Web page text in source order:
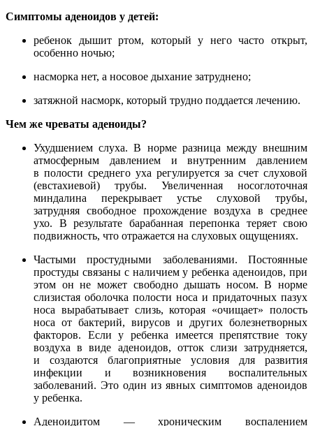
Симптомы аденоидов у детей:
ребенок дышит ртом, который у него часто открыт,
особенно ночью;
насморка нет, а носовое дыхание затруднено;
затяжной насморк, который трудно поддается лечению.
Чем же чреваты аденоиды?
Ухудшением слуха. В норме разница между внешним
атмосферным давлением и внутренним давлением
в полости среднего уха регулируется за счет слуховой
(евстахиевой) трубы. Увеличенная носоглоточная
миндалина перекрывает устье слуховой трубы,
затрудняя свободное прохождение воздуха в среднее
ухо. В результате барабанная перепонка теряет свою
подвижность, что отражается на слуховых ощущениях.
Частыми простудными заболеваниями. Постоянные
простуды связаны с наличием у ребенка аденоидов, при
этом он не может свободно дышать носом. В норме
слизистая оболочка полости носа и придаточных пазух
носа вырабатывает слизь, которая «очищает» полость
носа от бактерий, вирусов и других болезнетворных
факторов. Если у ребенка имеется препятствие току
воздуха в виде аденоидов, отток слизи затрудняется,
и создаются благоприятные условия для развития
инфекции и возникновения воспалительных
заболеваний. Это один из явных симптомов аденоидов
у ребенка.
Аденоидитом — хроническим воспалением